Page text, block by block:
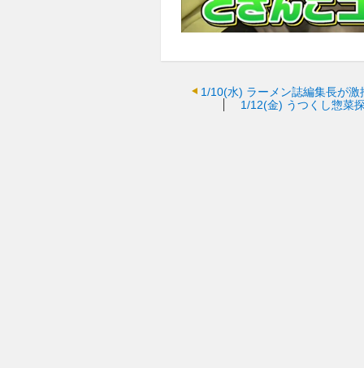
1/10(水) ラーメン誌編集長が
1/12(金) うつくし惣菜